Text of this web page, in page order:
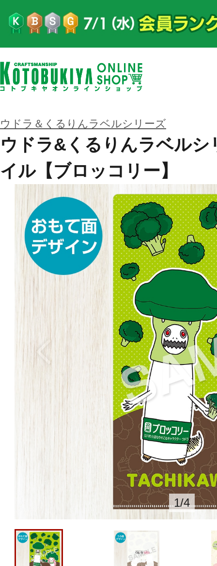
ウドラ＆くるりんラベルシリーズ
ウドラ&くるりんラベル
イル【ブロッコリー】
1/4